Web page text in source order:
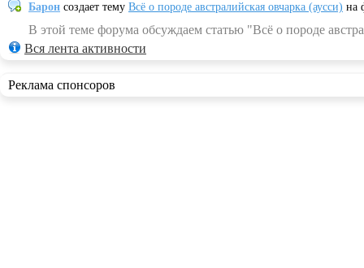
Барон создает тему Всё о породе австралийская овчарка (аусси) на
В этой теме форума обсуждаем статью "Всё о породе
Вся лента активности
Реклама спонсоров